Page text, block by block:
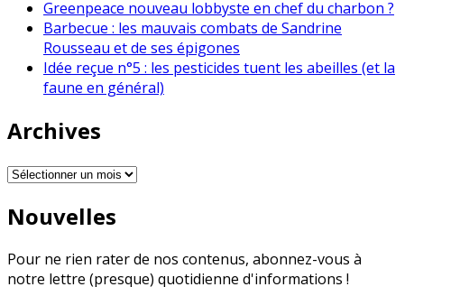
Greenpeace nouveau lobbyste en chef du charbon ?
Barbecue : les mauvais combats de Sandrine
Rousseau et de ses épigones
Idée reçue n°5 : les pesticides tuent les abeilles (et la
faune en général)
Archives
Archives
Nouvelles
Pour ne rien rater de nos contenus, abonnez-vous à
notre lettre (presque) quotidienne d'informations !